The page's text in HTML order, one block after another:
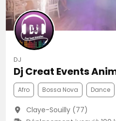
DJ
Dj Creat Events
Afro Bossa Nova Dance
Claye-Souilly (77)